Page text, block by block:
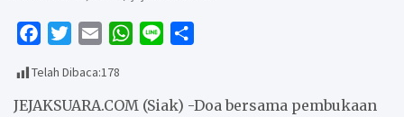
c
e
i
t
a
i
W
t
e
r
Telah Dibaca:178
JEJAKSUARA.COM (Siak) -Doa bersama pembukaan